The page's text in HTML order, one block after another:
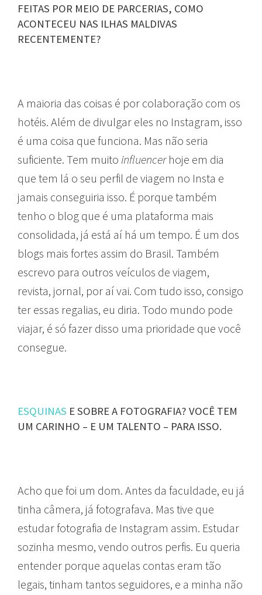
FEITAS POR MEIO DE PARCERIAS, COMO
ACONTECEU NAS ILHAS MALDIVAS
RECENTEMENTE?
A maioria das coisas é por colaboração com os
hotéis. Além de divulgar eles no Instagram, isso
é uma coisa que funciona. Mas não seria
suficiente. Tem muito influencerhoje em dia
que tem lá o seu perfil de viagem no Insta e
jamais conseguiria isso. É porque também
tenho o blog que é uma plataforma mais
consolidada, já está aí há um tempo. É um dos
blogs mais fortes assim do Brasil. Também
escrevo para outros veículos de viagem,
revista, jornal, por aí vai. Com tudo isso, consigo
ter essas regalias, eu diria. Todo mundo pode
viajar, é só fazer disso uma prioridade que você
consegue.
ESQUINAS E SOBRE A FOTOGRAFIA? VOCÊ TEM
UM CARINHO – E UM TALENTO – PARA ISSO.
Acho que foi um dom. Antes da faculdade, eu já
tinha câmera, já fotografava. Mas tive que
estudar fotografia de Instagram assim. Estudar
sozinha mesmo, vendo outros perfis. Eu queria
entender porque aquelas contas eram tão
legais, tinham tantos seguidores, e a minha não